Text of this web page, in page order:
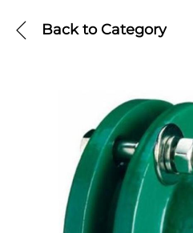
Back toCategory